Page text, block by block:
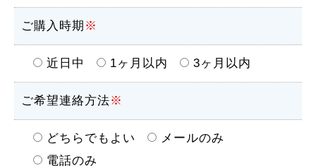
ご購入時期 ※
近日中 1ヶ月以内 3ヶ月以内
ご希望連絡方法※
どちらでもよい
メールのみ
電話のみ